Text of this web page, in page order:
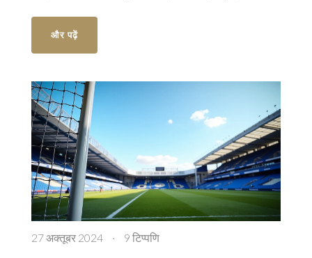
टोटेनहम को अपनी रक्षात्मक कमजोरियों को संभालने का
नकारात्मक प्रभाव पड़ा।
और पढ़ें
27 अक्तूबर 2024 · 9 टिप्पणि